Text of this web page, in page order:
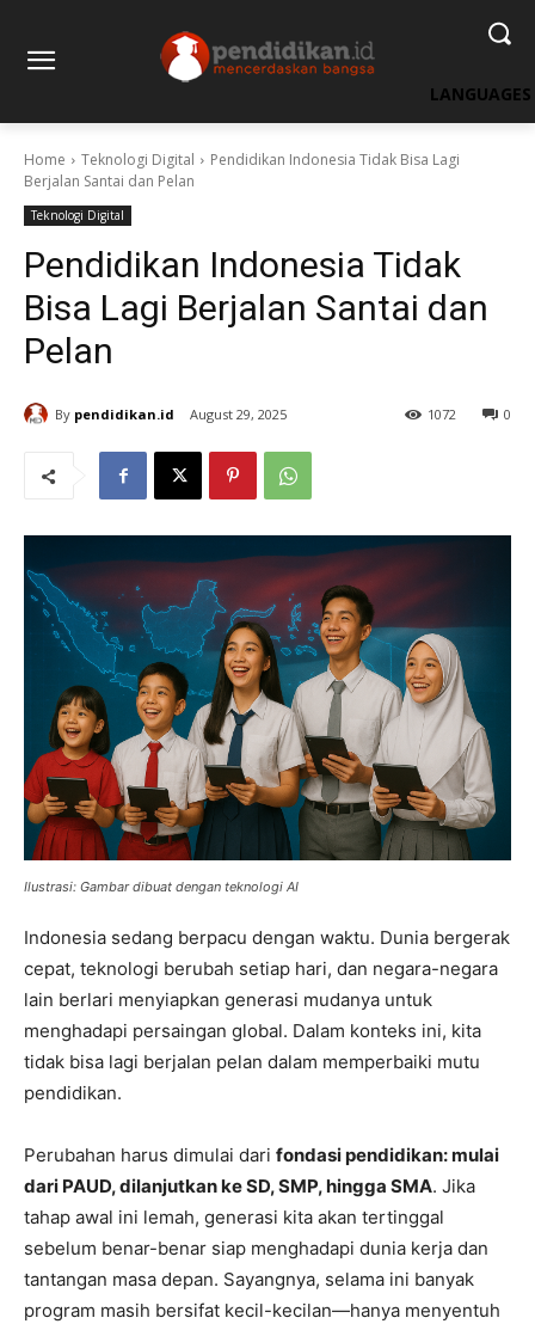
LANGUAGES
Home Teknologi Digital
Pendidikan Indonesia Tidak Bisa Lagi
Berjalan Santai dan Pelan
Teknologi Digital
Pendidikan Indonesia Tidak
Bisa Lagi Berjalan Santai dan
Pelan
By pendidikan.id August 29, 2025 0
1072
Ilustrasi: Gambar dibuat dengan teknologi AI
Indonesia sedang berpacu dengan waktu. Dunia bergerak
cepat, teknologi berubah setiap hari, dan negara-negara
lain berlari menyiapkan generasi mudanya untuk
menghadapi persaingan global. Dalam konteks ini, kita
tidak bisa lagi berjalan pelan dalam memperbaiki mutu
pendidikan.
Perubahan harus dimulai dari fondasi pendidikan: mulai
dari PAUD, dilanjutkan ke SD, SMP, hingga SMA. Jika
tahap awal ini lemah, generasi kita akan tertinggal
sebelum benar-benar siap menghadapi dunia kerja dan
tantangan masa depan. Sayangnya, selama ini banyak
program masih bersifat kecil-kecilan—hanya menyentuh